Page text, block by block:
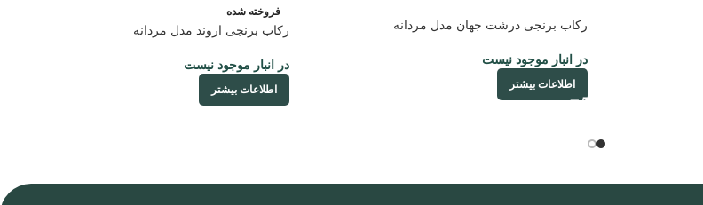
رکاب برنجی درشت جهان مدل مردانه
در انبار موجود نیست
اطلاعات بیشتر
فروخته شده
رکاب برنجی اروند مدل مردانه
در انبار موجود نیست
اطلاعات بیشتر